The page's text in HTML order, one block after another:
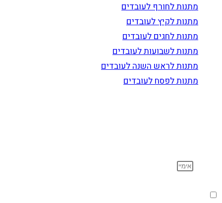
מתנות לחורף לעובדים
מתנות לקיץ לעובדים
מתנות לחגים לעובדים
מתנות לשבועות לעובדים
מתנות לראש השנה לעובדים
מתנות לפסח לעובדים